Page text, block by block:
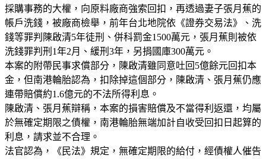
採購事務的大權，向原料廠商強索回扣，再透過妻子張月蕉的
帳戶洗錢，被廠商檢舉，前年台北地院依《證券交易法》、洗
錢等罪判陳啟清5年徒刑、併科罰金1500萬元，張月蕉則被依
洗錢罪判刑1年2月、緩刑3年，另捐國庫300萬元。
本案的附帶民事求償部分，陳啟清雖同意吐回5億餘元回扣本
金，但南港輪胎認為，扣除掉這個部分，陳啟清、張月蕉仍應
連帶賠償約1.6億元的不法所得利息。
陳啟清、張月蕉辯稱，本案的損害賠償及不當得利返還，均屬
於無確定期限之債權，南港輪胎無端加計自收受回扣日起算的
利息，請求並不合理。
法官認為，《民法》規定，無確定期限的給付，經債權人催告